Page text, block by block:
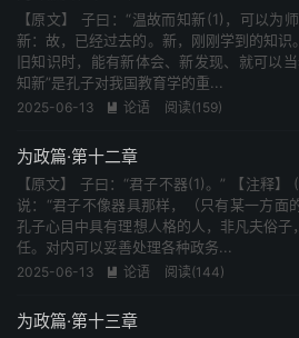
【原文】 子曰：“温故而知新(1)，可以为
新：故，已经过去的。新，刚刚学到的知识
旧知识时，能有新体会、新发现、就可以
知新”是孔子对我国教育学的重...
2025-06-13  论语 阅读(159)
为政篇·第十二章
【原文】 子曰：“君子不器(1)。” 【注释
说：“君子不像器具那样，（只有某一方面
孔子心目中具有理想人格的人，非凡夫俗
任。对内可以妥善处理各种政务...
2025-06-13  论语 阅读(144)
为政篇·第十三章